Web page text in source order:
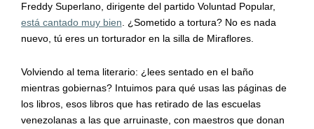
Freddy Superlano, dirigente del partido Voluntad Popular,
está cantado muy bien. ¿Sometido a tortura? No es nada
nuevo, tú eres un torturador en la silla de Miraflores.
Volviendo al tema literario: ¿lees sentado en el baño
mientras gobiernas? Intuimos para qué usas las páginas de
los libros, esos libros que has retirado de las escuelas
venezolanas a las que arruinaste, con maestros que donan